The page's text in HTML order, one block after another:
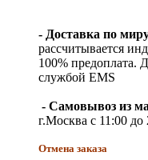
- Доставка по
рассчитывается
100% предоплата.
службой EMS
- Самовывоз из
г.Москва с 11:00 до
Отмена заказа